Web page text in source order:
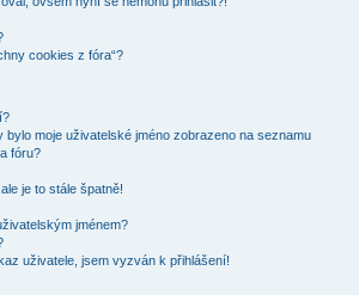
cookies z fóra“?
bylo moje uživatelské jméno zobrazeno na seznamu
fóru?
je to stále špatně!
jménem?
uživatele, jsem vyzván k přihlášení!